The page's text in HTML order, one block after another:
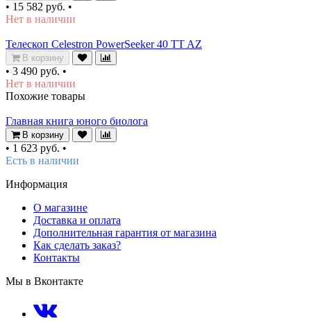
• 15 582 руб. •
Нет в наличии
Телескоп Celestron PowerSeeker 40 TT AZ
В корзину
• 3 490 руб. •
Нет в наличии
Похожие товары
Главная книга юного биолога
В корзину
• 1 623 руб. •
Есть в наличии
Информация
О магазине
Доставка и оплата
Дополнительная гарантия от магазина
Как сделать заказ?
Контакты
Мы в Вконтакте